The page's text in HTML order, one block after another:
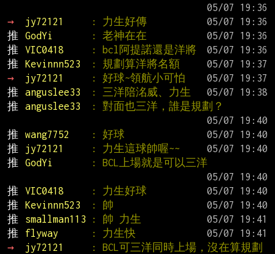
→
jy72121 : 力生好傳
推
GodYi : 老神在在
推
VIC0418 : bcl阿提諾還是洋將
推
Kevinnn523 : 規劃算洋將名額
→
jy72121 : 好球~領航小可怕
推
anguslee33 : 三洋陪洺威、力生
推
anguslee33
: 對面也三洋，誰是規劃？
推
wang7752 : 好球
推
jy72121 : 力生這球帥喔~~
推
GodYi
: BCL上場就是可以三洋
推
VIC0418 : 力生好球
推
Kevinnn523 : 帥
推
smallman113 : 帥 力生
推
flyway : 力生快
→
jy72121
: BCL可三洋同時上場，沒在算規劃